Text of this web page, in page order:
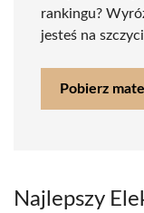
rankingu?
jesteś na
Pobierz
Najlepszy